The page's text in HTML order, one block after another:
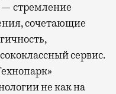
стремление
сочетающие
сервис.
не как на